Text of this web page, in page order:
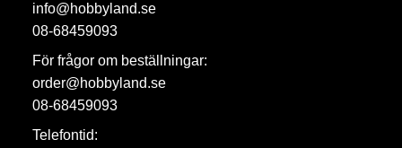
info@hobbyland.se
08-68459093
För frågor om beställningar:
order@hobbyland.se
08-68459093
Telefontid: